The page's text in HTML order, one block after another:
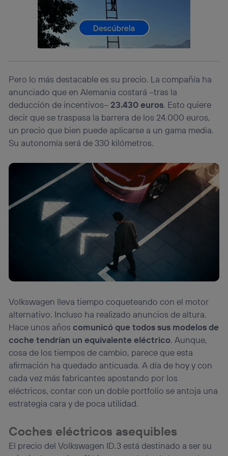
Pero lo más destacable es su precio. La compañía ha
anunciado que en Alemania costará –tras la
deducción de incentivos– 23.430 euros. Esto quiere
decir que se traspasa la barrera de los 24.000 euros,
un precio que bien puede aplicarse a un gama media.
Su autonomía será de 330 kilómetros.
Volkswagen lleva tiempo coqueteando con el motor
alternativo. Incluso ha realizado anuncios de altura.
Hace unos añoscomunicó que todos sus modelos de
coche tendrían un equivalente eléctrico. Aunque,
cosa de los tiempos de cambio, parece que esta
afirmación ha quedado anticuada. A día de hoy y con
cada vez más fabricantes apostando por los
eléctricos, contar con un doble portfolio se antoja una
estrategia cara y de poca utilidad.
Coches eléctricos asequibles
El precio del Volkswagen ID.3 está destinado a ser su
Si utilizas unaconexión de banda ancha
el marketing o análisis se realizará en función de las
actividades de navegación de los miembros del hogar
que hayan dado su consentimiento.
Si utilizasdatos móviles, el marketing será más
Puedes gestionar los consentimientos Utiq seleccionando
“Administrar Utiq” en la parte inferior de esta página web o
visitando el
portal de privacidad de Utiq
(“consenthub”). Para más información, consulta
la política de privacidad de Utiq.